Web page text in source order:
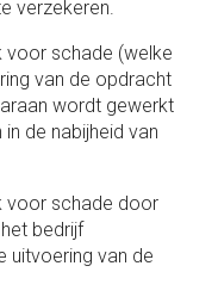
verzekeren.
schade (welke
van de opdracht
wordt gewerkt
de nabijheid van
schade door
bedrijf
uitvoering van de